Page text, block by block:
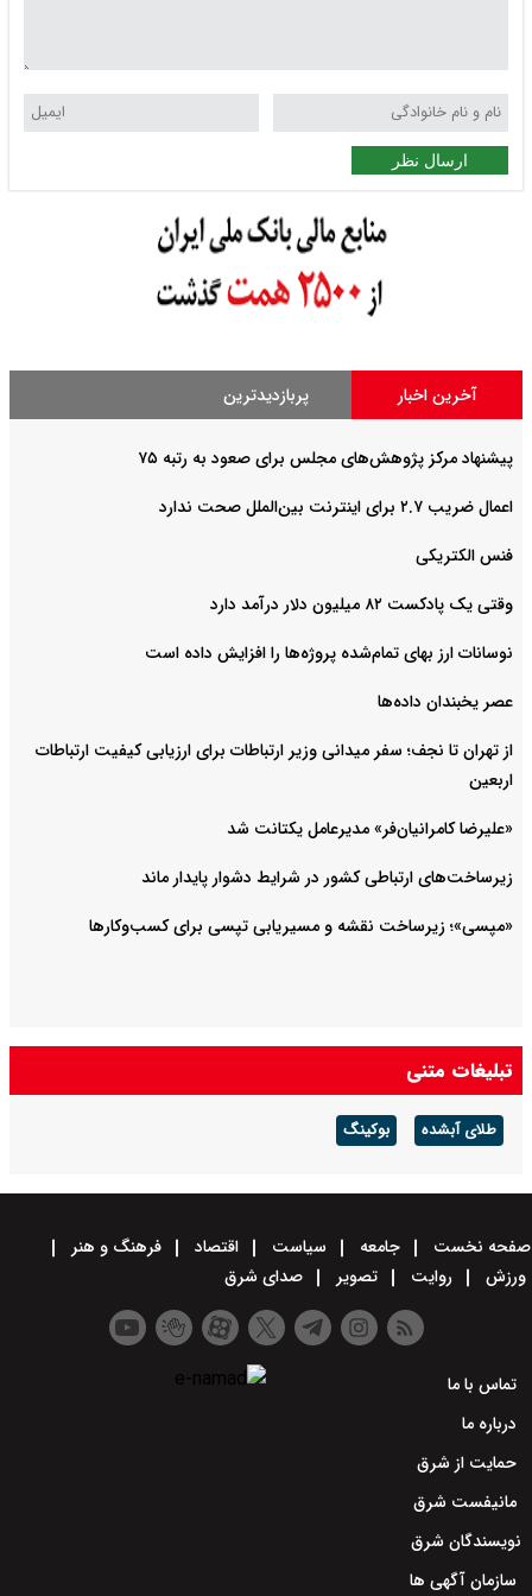
ارسال نظر
آخرین اخبار پربازدیدترین
پیشنهاد مرکز پژوهش‌های مجلس برای صعود به رتبه ۷۵
اعمال ضریب ۲.۷ برای اینترنت بین‌الملل صحت ندارد
فنس الکتریکی
وقتی یک پادکست ۸۲ میلیون دلار درآمد دارد
نوسانات ارز بهای تمام‌شده پروژه‌ها را افزایش داده است
عصر یخبندان داده‌ها
از تهران تا نجف؛ سفر میدانی وزیر ارتباطات برای ارزیابی کیفیت ارتباطات
اربعین
«علیرضا کامرانیان‌فر» مدیرعامل یکتانت شد
زیرساخت‌های ارتباطی کشور در شرایط دشوار پایدار ماند
«مپسی»؛ زیرساخت نقشه و مسیریابی تپسی برای کسب‌وکارها
تبلیغات متنی
طلای آبشده بوکینگ
صفحه نخست جامعه سیاست اقتصاد
فرهنگ و هنر
ورزش
روایت تصویر صدای شرق
تماس با ما
درباره ما
حمایت از شرق
مانیفست شرق
نویسندگان شرق
سازمان آگهی ها